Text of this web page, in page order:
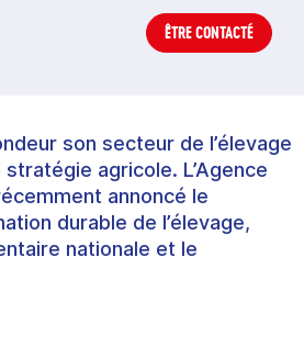
ÊTRE CONTACTÉ
son secteur de l’élevage
agricole. L’Agence
annoncé le
durable de l’élevage,
nationale et le